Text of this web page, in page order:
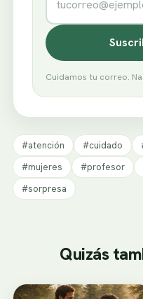
Cuidamos tu correo.
#atención #cuidado
#mujeres
#profesor
#sorpresa
Quizás